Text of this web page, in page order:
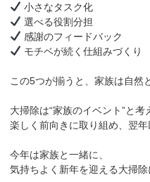
小さなタスク化
選べる役割分担
感謝のフィードバック
モチベが続く仕組みづくり
この5つが揃うと、家族は自然
大掃除は“家族のイベント”と考
楽しく前向きに取り組め、翌年
今年は家族と一緒に、
気持ちよく新年を迎える大掃除